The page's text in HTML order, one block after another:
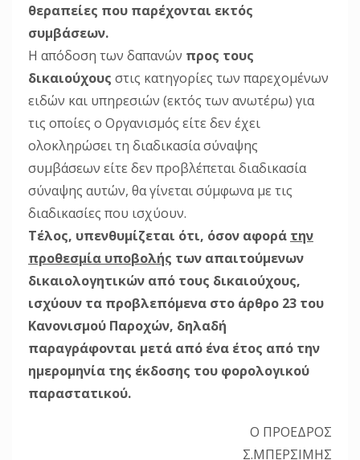
θεραπείες που παρέχονται εκτός
συμβάσεων.
Η απόδοση των δαπανών προς τους
δικαιούχους στις κατηγορίες των παρεχομένων
ειδών και υπηρεσιών (εκτός των ανωτέρω) για
τις οποίες ο Οργανισμός είτε δεν έχει
ολοκληρώσει τη διαδικασία σύναψης
συμβάσεων είτε δεν προβλέπεται διαδικασία
σύναψης αυτών, θα γίνεται σύμφωνα με τις
διαδικασίες που ισχύουν.
Τέλος, υπενθυμίζεται ότι, όσον αφορά την
προθεσμία υποβολής των απαιτούμενων
δικαιολογητικών από τους δικαιούχους,
ισχύουν τα προβλεπόμενα στο άρθρο 23 του
Κανονισμού Παροχών, δηλαδή
παραγράφονται μετά από ένα έτος από την
ημερομηνία της έκδοσης του φορολογικού
παραστατικού.
Ο ΠΡΟΕΔΡΟΣ
Σ.ΜΠΕΡΣΙΜΗΣ